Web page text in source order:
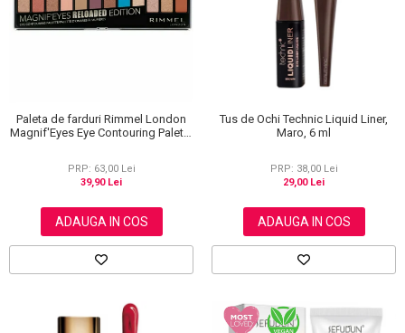
Paleta de farduri Rimmel London
Magnif'Eyes Eye Contouring Palette
PRP: 63,00 Lei
39,90 Lei
ADAUGA IN COS
Tus de Ochi Technic Liquid Liner,
Maro, 6 ml
PRP: 38,00 Lei
29,00 Lei
ADAUGA IN COS